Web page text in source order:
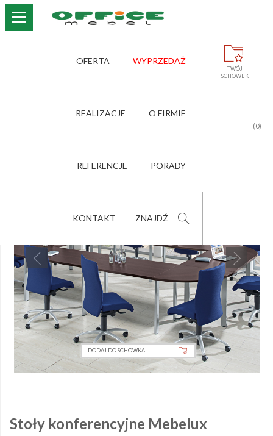
OFERTA WYPRZEDAŻ
REALIZACJE O FIRMIE
REFERENCJE PORADY
KONTAKT ZNAJDŹ
TWÓJ
SCHOWEK
(0)
MEBELUX
POLEĆ PRODUKT
DODAJ DO SCHOWKA
Stoły konferencyjne Mebelux